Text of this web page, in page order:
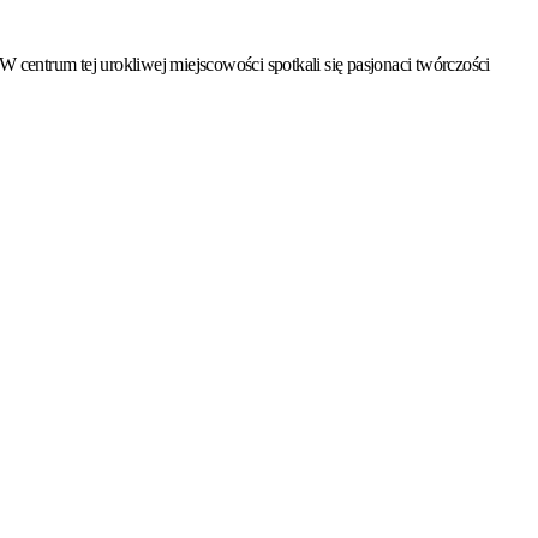
centrum tej urokliwej miejscowości spotkali się pasjonaci twórczości